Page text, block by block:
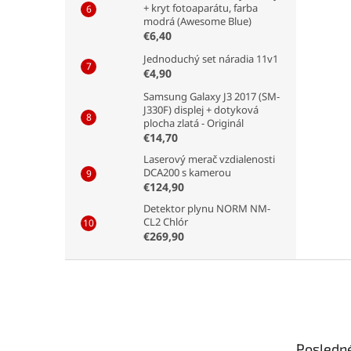
+ kryt fotoaparátu, farba
modrá (Awesome Blue)
€6,40
Jednoduchý set náradia 11v1
€4,90
Samsung Galaxy J3 2017 (SM-
J330F) displej + dotyková
plocha zlatá - Originál
€14,70
Laserový merač vzdialenosti
DCA200 s kamerou
€124,90
Detektor plynu NORM NM-
CL2 Chlór
€269,90